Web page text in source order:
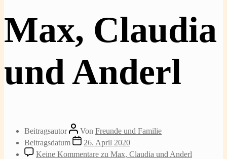
Max, Claudia
und Anderl
Beitragsautor Von Freunde und Familie
Beitragsdatum
26. April 2020
Keine Kommentare zu Max, Claudia und Anderl